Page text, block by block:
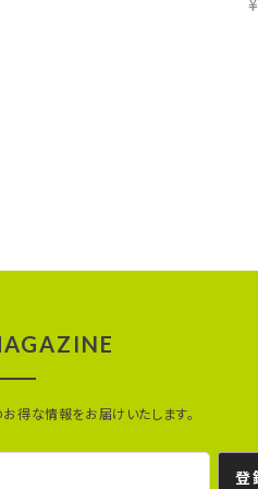
得な情報をお届けいたします。
登